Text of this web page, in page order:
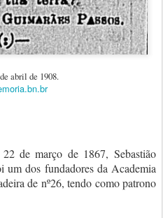
abril de 1908.
de março de 1867, Sebastião
um dos fundadores da Academia
de nº26, tendo como patrono